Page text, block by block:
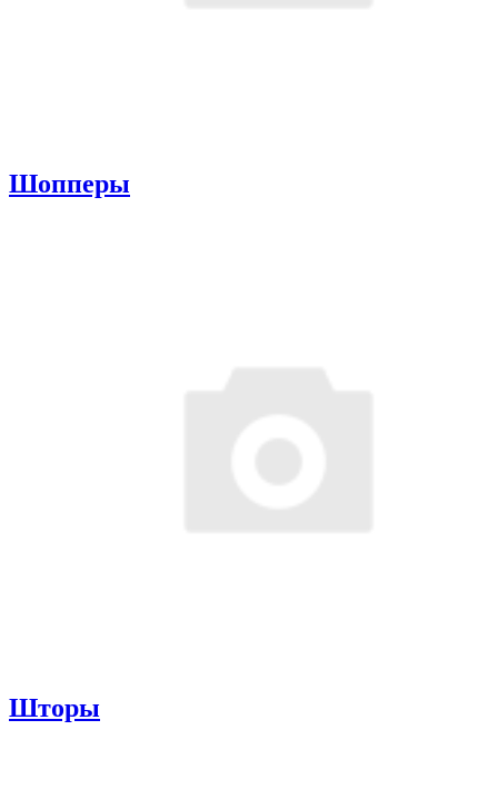
Шопперы
Шторы